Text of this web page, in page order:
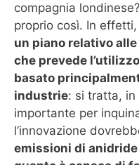
compagnia
proprio così. In
un piano relativo
che prevede
basato
industrie: si tratta,
importante per
l’innovazione
emissioni di